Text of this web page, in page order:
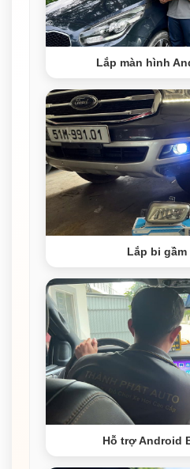
Lắp màn hình
Lắp bi gầm
Hỗ trợ Android